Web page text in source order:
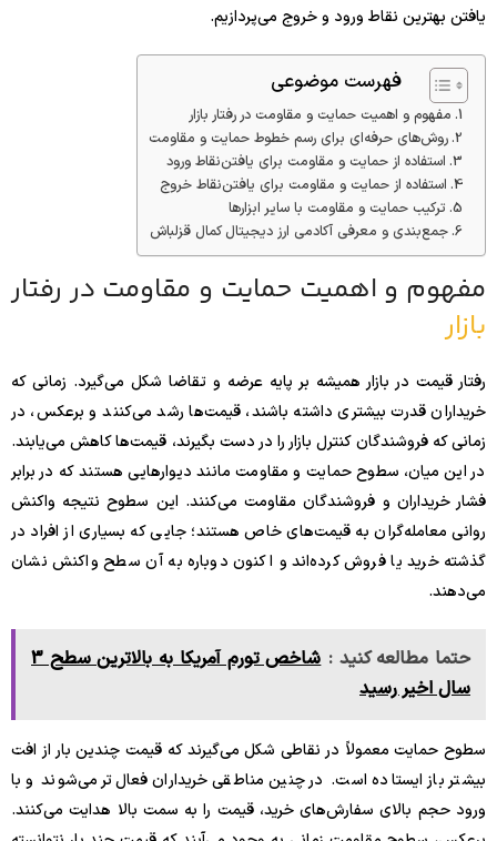
یافتن بهترین نقاط ورود و خروج می‌پردازیم.
فهرست موضوعی
مفهوم و اهمیت حمایت و مقاومت در رفتار بازار
روش‌های حرفه‌ای برای رسم خطوط حمایت و مقاومت
استفاده از حمایت و مقاومت برای یافتن‌نقاط ورود
استفاده از حمایت و مقاومت برای یافتن‌نقاط خروج
ترکیب حمایت و مقاومت با سایر ابزارها
جمع‌بندی و معرفی آکادمی ارز دیجیتال کمال قزلباش
مفهوم و اهمیت حمایت و مقاومت در رفتار
بازار
رفتار قیمت در بازار همیشه بر پایه عرضه و تقاضا شکل می‌گیرد. زمانی که
خریداران قدرت بیشتری داشته باشند، قیمت‌ها رشد می‌کنند و برعکس، در
زمانی که فروشندگان کنترل بازار را در دست بگیرند، قیمت‌ها کاهش می‌یابند.
در این میان، سطوح حمایت و مقاومت مانند دیوارهایی هستند که در برابر
فشار خریداران و فروشندگان مقاومت می‌کنند. این سطوح نتیجه واکنش
روانی معامله‌گران به قیمت‌های خاص هستند؛ جایی که بسیاری از افراد در
گذشته خرید یا فروش کرده‌اند و اکنون دوباره به آن سطح واکنش نشان
می‌دهند.
حتما مطالعه کنید :
شاخص تورم آمریکا به بالاترین سطح 3
سال اخیر رسید
سطوح حمایت معمولاً در نقاطی شکل می‌گیرند که قیمت چندین بار از افت
بیشتر باز ایستاده است. در چنین مناطقی خریداران فعال‌تر می‌شوند و با
ورود حجم بالای سفارش‌های خرید، قیمت را به سمت بالا هدایت می‌کنند.